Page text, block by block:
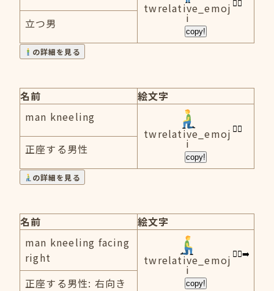
twrelative_emoj
i
copy!
立つ男
の詳細を見る
名前
絵文字
man kneeling
twrelative_emoj
i
copy!
正座する男性
の詳細を見る
名前
絵文字
man kneeling facing
right
twrelative_emoj
i
copy!
正座する男性: 右向き